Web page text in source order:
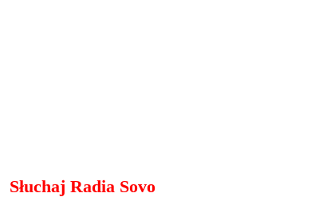
Skip
Słuchaj Radia Sovo